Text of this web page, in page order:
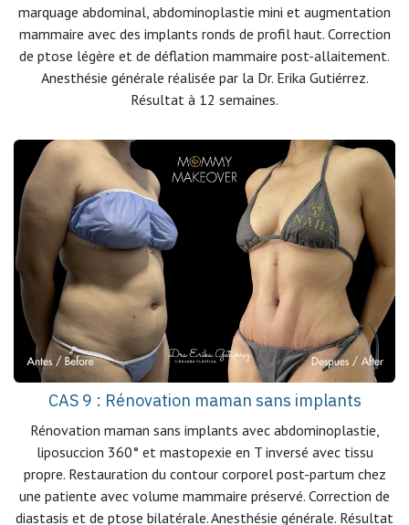
marquage abdominal, abdominoplastie mini et augmentation
mammaire avec des implants ronds de profil haut. Correction
de ptose légère et de déflation mammaire post-allaitement.
Anesthésie générale réalisée par la Dr. Erika Gutiérrez.
Résultat à 12 semaines.
CAS 9 : Rénovation maman sans implants
Rénovation maman sans implants avec abdominoplastie,
liposuccion 360° et mastopexie en T inversé avec tissu
propre. Restauration du contour corporel post-partum chez
une patiente avec volume mammaire préservé. Correction de
diastasis et de ptose bilatérale. Anesthésie générale. Résultat